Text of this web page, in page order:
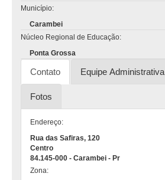
Município:
Carambei
Núcleo Regional de Educação:
Ponta Grossa
Contato Equipe Administrativa
Fotos
Endereço:
Rua das Safiras, 120
Centro
84.145-000 - Carambei - Pr
Zona: